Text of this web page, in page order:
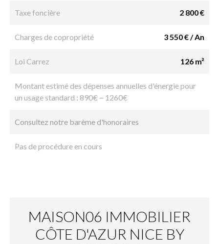
Taxe foncière 2 800 €
Charges de copropriété 3 550 € / An
Loi Carrez 126 m²
Montant estimé des dépenses annuelles d'énergie pour
un usage standard : 890€ ~ 1260€
Consultez notre barème d'honoraires
Pas de procédure en cours
MAISON06 IMMOBILIER
CÔTE D'AZUR NICE BY